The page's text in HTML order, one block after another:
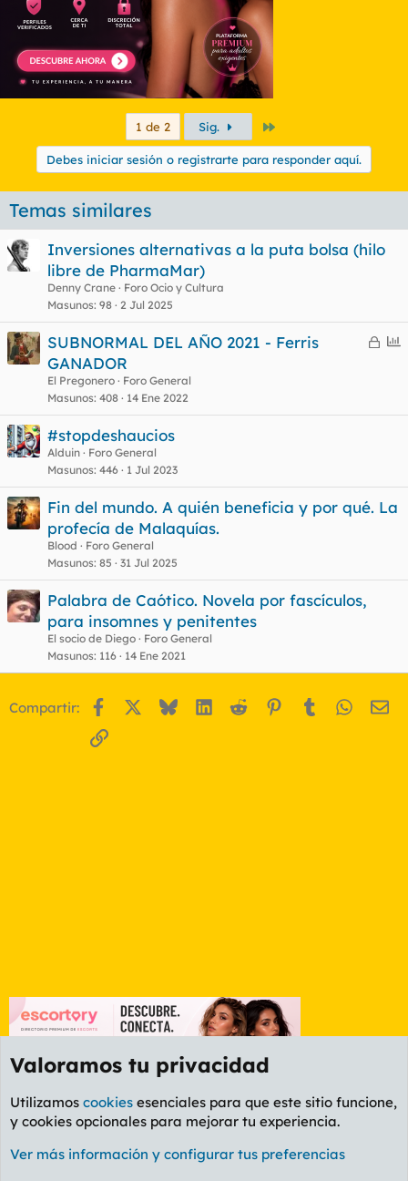
1 de 2 Sig.
Debes iniciar sesión o registrarte para responder aquí.
Temas similares
Inversiones alternativas a la puta bolsa (hilo
libre de PharmaMar)
Denny Crane
Foro Ocio y Cultura
Masunos 98 2 Jul 2025
C
a
E
e
SUBNORMAL DEL AÑO 2021 - Ferris
GANADOR
El Pregonero
Foro General
Masunos 408 14 Ene 2022
#stopdeshaucios
Alduin
Foro General
Masunos 446 1 Jul 2023
Fin del mundo. A quién beneficia y por qué. La
profecía de Malaquías.
Blood
Foro General
Masunos 85 31 Jul 2025
Palabra de Caótico. Novela por fascículos,
para insomnes y penitentes
El socio de Diego
Foro General
Masunos 116 14 Ene 2021
Compartir: Facebook BlueskyLinkedIn
Reddit Pinterest
Tumblr
Enlace
Foro General
Cookies
PL OLDSTYLE AMARILLO
Valoramos tu privacidad
Utilizamos cookies esenciales para que este sitio funcione,
y cookies opcionales para mejorar tu experiencia.
Ver más información y configurar tus preferencias